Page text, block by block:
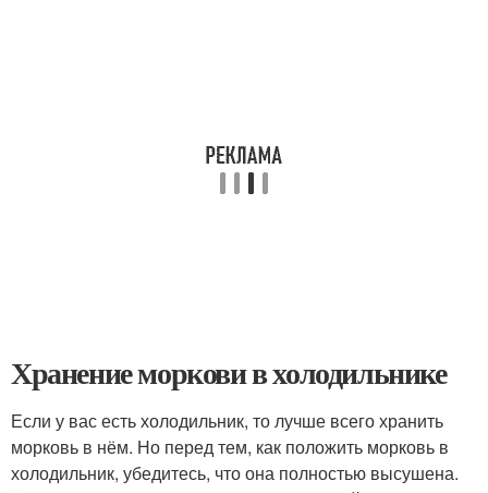
Хранение моркови в холодильнике
Если у вас есть холодильник, то лучше всего хранить
морковь в нём. Но перед тем, как положить морковь в
холодильник, убедитесь, что она полностью высушена.